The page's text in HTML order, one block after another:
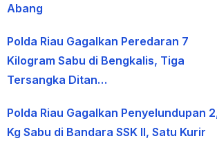
Abang
Polda Riau Gagalkan Peredaran 7
Kilogram Sabu di Bengkalis, Tiga
Tersangka Ditan…
Polda Riau Gagalkan Penyelundupan
Kg Sabu di Bandara SSK II, Satu Kurir